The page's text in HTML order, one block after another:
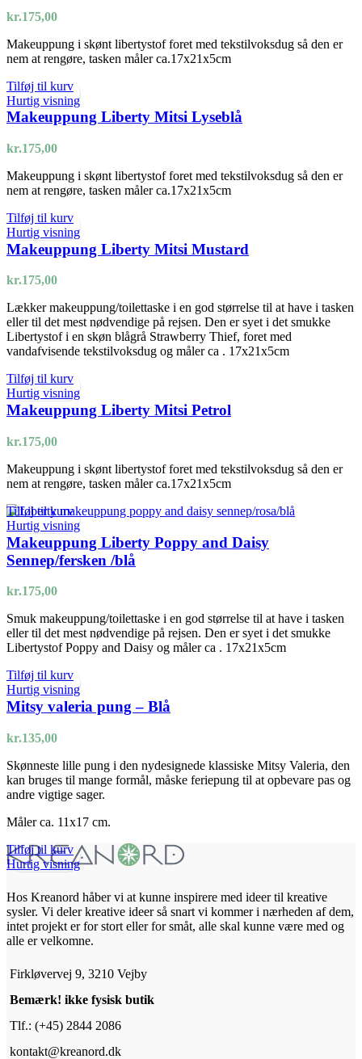
kr.175,00
Makeuppung i skønt libertystof foret med tekstilvoksdug så den er
nem at rengøre, tasken måler ca.17x21x5cm
Tilføj til kurv
Hurtig visning
Makeuppung Liberty Mitsi Lyseblå
kr.175,00
Makeuppung i skønt libertystof foret med tekstilvoksdug så den er
nem at rengøre, tasken måler ca.17x21x5cm
Tilføj til kurv
Hurtig visning
Makeuppung Liberty Mitsi Mustard
kr.175,00
Lækker makeuppung/toilettaske i en god størrelse til at have i tasken
eller til det mest nødvendige på rejsen. Den er syet i det smukke
Libertystof i en skøn blågrå Strawberry Thief, foret med
vandafvisende tekstilvoksdug og måler ca . 17x21x5cm
Tilføj til kurv
Hurtig visning
Makeuppung Liberty Mitsi Petrol
kr.175,00
Makeuppung i skønt libertystof foret med tekstilvoksdug så den er
nem at rengøre, tasken måler ca.17x21x5cm
Tilføj til kurv
Hurtig visning
Makeuppung Liberty Poppy and Daisy
Sennep/fersken /blå
kr.175,00
Smuk makeuppung/toilettaske i en god størrelse til at have i tasken
eller til det mest nødvendige på rejsen. Den er syet i det smukke
Libertystof Poppy and Daisy og måler ca . 17x21x5cm
Tilføj til kurv
Hurtig visning
Mitsy valeria pung – Blå
kr.135,00
Skønneste lille pung i den nydesignede klassiske Mitsy Valeria, den
kan bruges til mange formål, måske feriepung til at opbevare pas og
andre vigtige sager.
Måler ca. 11x17 cm.
Tilføj til kurv
Hurtig visning
Hos Kreanord håber vi at kunne inspirere med ideer til kreative
sysler. Vi deler kreative ideer så snart vi kommer i nærheden af dem,
intet projekt er for stort eller for småt, alle skal kunne være med og
alle er velkomne.
Firkløvervej 9, 3210 Vejby
Bemærk! ikke fysisk butik
Tlf.: (+45) 2844 2086
kontakt@kreanord.dk